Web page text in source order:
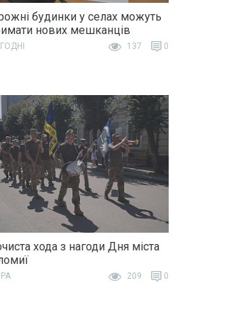
будинки у селах можуть
нових мешканців
137 0
хода з нагоди Дня міста
209 0